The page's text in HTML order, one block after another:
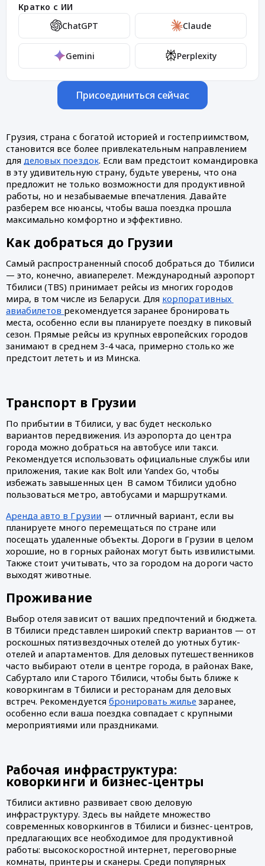
Кратко с ИИ
ChatGPT
Claude
Gemini Perplexity
Присоединиться сейчас
Грузия, страна с богатой историей и гостеприимством,
становится все более привлекательным направлением
для деловых поездок. Если вам предстоит командировка
в эту удивительную страну, будьте уверены, что она
предложит не только возможности для продуктивной
работы, но и незабываемые впечатления. Давайте
разберем все нюансы, чтобы ваша поездка прошла
максимально комфортно и эффективно.
Как добраться до Грузии
Самый распространенный способ добраться до Тбилиси
— это, конечно, авиаперелет. Международный аэропорт
Тбилиси (TBS) принимает рейсы из многих городов
мира, в том числе из Беларуси. Для корпоративных
авиабилетов рекомендуется заранее бронировать
места, особенно если вы планируете поездку в пиковый
сезон. Прямые рейсы из крупных европейских городов
занимают в среднем 3-4 часа, примерно столько же
предстоит лететь и из Минска.
Транспорт в Грузии
По прибытии в Тбилиси, у вас будет несколько
вариантов передвижения. Из аэропорта до центра
города можно добраться на автобусе или такси.
Рекомендуется использовать официальные службы или
приложения, такие как Bolt или Yandex Go, чтобы
избежать завышенных цен  В самом Тбилиси удобно
пользоваться метро, автобусами и маршрутками.
Аренда авто в Грузии — отличный вариант, если вы
планируете много перемещаться по стране или
посещать удаленные объекты. Дороги в Грузии в целом
хорошие, но в горных районах могут быть извилистыми.
Также стоит учитывать, что за городом на дороги часто
выходят животные.
Проживание
Выбор отеля зависит от ваших предпочтений и бюджета.
В Тбилиси представлен широкий спектр вариантов — от
роскошных пятизвездочных отелей до уютных бутик-
отелей и апартаментов. Для деловых путешественников
часто выбирают отели в центре города, в районах Ваке,
Сабуртало или Старого Тбилиси, чтобы быть ближе к
коворкингам в Тбилиси и ресторанам для деловых
встреч. Рекомендуется бронировать жилье заранее,
особенно если ваша поездка совпадает с крупными
мероприятиями или праздниками.
Рабочая инфраструктура:
коворкинги и бизнес-центры
Тбилиси активно развивает свою деловую
инфраструктуру. Здесь вы найдете множество
современных коворкингов в Тбилиси и бизнес-центров,
предлагающих все необходимое для продуктивной
работы: высокоскоростной интернет, переговорные
комнаты, принтеры и сканеры. Среди популярных